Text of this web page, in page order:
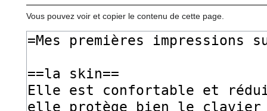
Vous pouvez voir et copier le contenu de cette page.